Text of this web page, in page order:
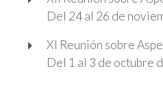
Del 24 al 26 de
XI Reunión sobre
Del 1 al 3 de octubre